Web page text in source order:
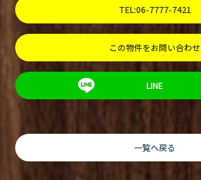
TEL:06-7777-7421
この物件をお問い合わせ
LINE
一覧へ戻る